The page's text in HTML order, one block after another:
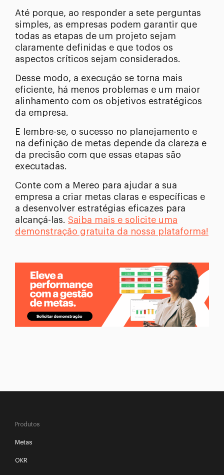
Até porque, ao responder a sete perguntas
simples, as empresas podem garantir que
todas as etapas de um projeto sejam
claramente definidas e que todos os
aspectos críticos sejam considerados.
Desse modo, a execução se torna mais
eficiente, há menos problemas e um maior
alinhamento com os objetivos estratégicos
da empresa.
E lembre-se, o sucesso no planejamento e
na definição de metas depende da clareza e
da precisão com que essas etapas são
executadas.
Conte com a Mereo para ajudar a sua
empresa a criar metas claras e específicas e
a desenvolver estratégias eficazes para
alcançá-las. Saiba mais e solicite uma
demonstração gratuita da nossa plataforma!
Produtos
Metas
OKR